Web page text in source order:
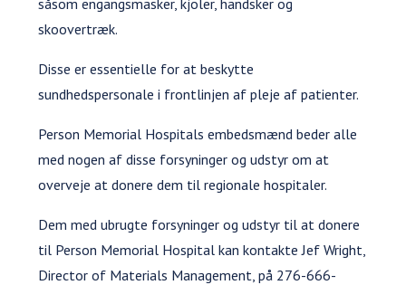
skoovertræk.
Disse er essentielle for at beskytte
sundhedspersonale i frontlinjen af pleje af patienter.
Person Memorial Hospitals embedsmænd beder alle
med nogen af disse forsyninger og udstyr om at
overveje at donere dem til regionale hospitaler.
Dem med ubrugte forsyninger og udstyr til at donere
til Person Memorial Hospital kan kontakte Jef Wright,
Director of Materials Management, på 276-666-